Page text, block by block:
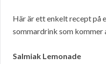
Här är ett enkelt recept på
sommardrink som kommer
Salmiak Lemonade